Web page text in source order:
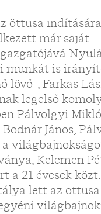
öttusa
már saját
munkát is
lövő-, Farkas
legelső
Pálvölgyi
János,
Kelemen
a 21 évesek közt.
lett az